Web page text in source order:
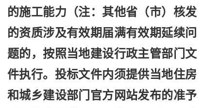
的施工能力（注：其他省（市）核发
的资质涉及有效期届满有效期延续问
题的，按照当地建设行政主管部门文
件执行。投标文件内须提供当地住房
和城乡建设部门官方网站发布的准予